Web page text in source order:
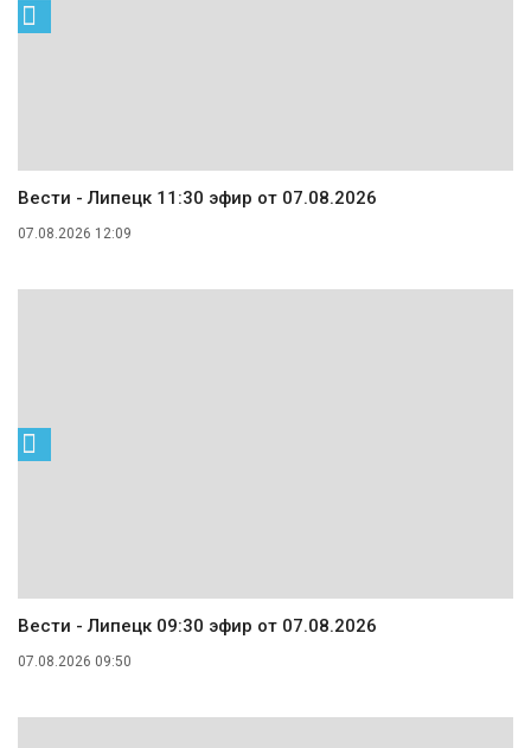
Вести - Липецк 11:30 эфир от 07.08.2026
07.08.2026 12:09
Вести - Липецк 09:30 эфир от 07.08.2026
07.08.2026 09:50